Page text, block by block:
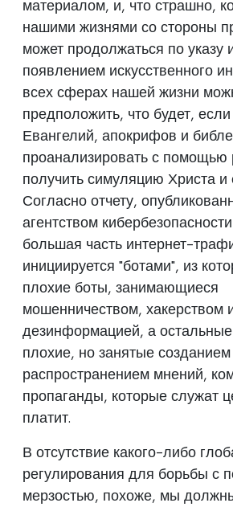
материалом, и, что страшно,
нашими жизнями со стороны
может продолжаться по указу
появлением искусственного
всех сферах нашей жизни
предположить, что будет,
Евангелий, апокрифов и
проанализировать с помощью
получить симуляцию Христа и
Согласно отчету,
агентством
большая часть интернет-
инициируется "ботами", из
плохие боты, занимающиеся
мошенничеством, хакерством
дезинформацией, а
плохие, но занятые созданием
распространением мнений,
пропаганды, которые служат
платит.
В отсутствие какого-либо
регулирования для борьбы с
мерзостью, похоже, мы